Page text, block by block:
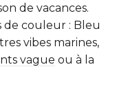
de vacances.
de couleur : Bleu
vibes marines,
vague ou à la